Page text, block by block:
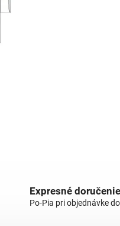
Expresné
Po-Pia pri objednávke